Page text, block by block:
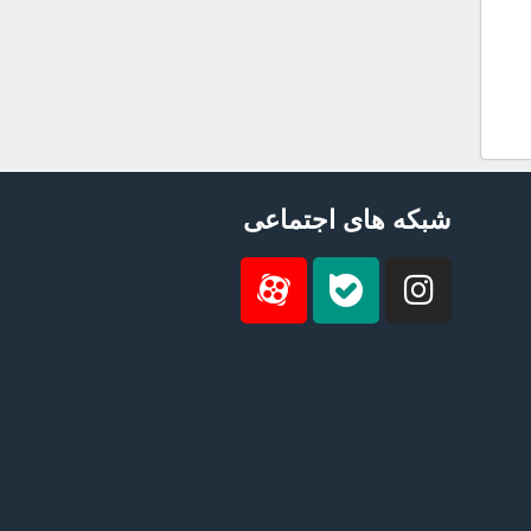
شبکه های اجتماعی